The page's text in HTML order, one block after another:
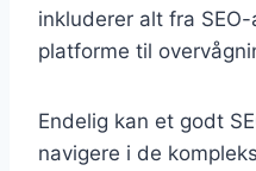
inkluderer alt fra
platforme til
Endelig kan et godt
navigere i de